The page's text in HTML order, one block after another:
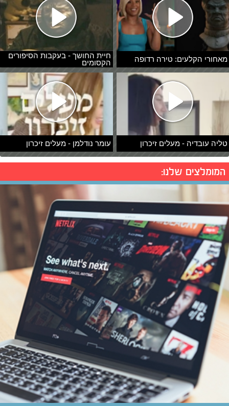
מאחורי הקלעים: טירה רדופה
חיית החושך - בעקבות הסיפורים
הקסומים
טליה עובדיה - מעלים זיכרון עומר נודלמן - מעלים זיכרון
המומלצים שלנו: